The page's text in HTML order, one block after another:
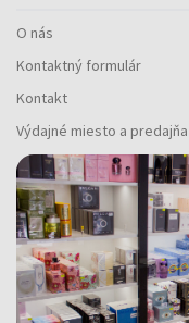
O nás
Kontaktný formulár
Kontakt
Výdajné miesto a predajňa